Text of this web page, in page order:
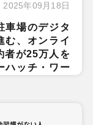
2025年09月18日
車場のデジタ
む、オンライ
者が25万人を
ハッチ・ワー